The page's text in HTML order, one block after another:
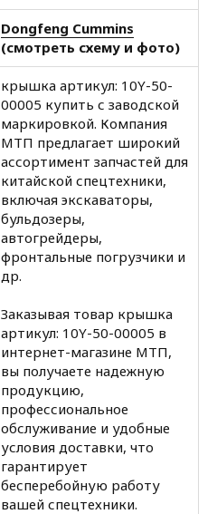
Dongfeng Cummins
(смотреть схему и фото)
крышка артикул: 10Y-50-
00005 купить с заводской
маркировкой. Компания
МТП предлагает широкий
ассортимент запчастей для
китайской спецтехники,
включая экскаваторы,
бульдозеры,
автогрейдеры,
фронтальные погрузчики и
др.
Заказывая товар крышка
артикул: 10Y-50-00005 в
интернет-магазине МТП,
вы получаете надежную
продукцию,
профессиональное
обслуживание и удобные
условия доставки, что
гарантирует
бесперебойную работу
вашей спецтехники.